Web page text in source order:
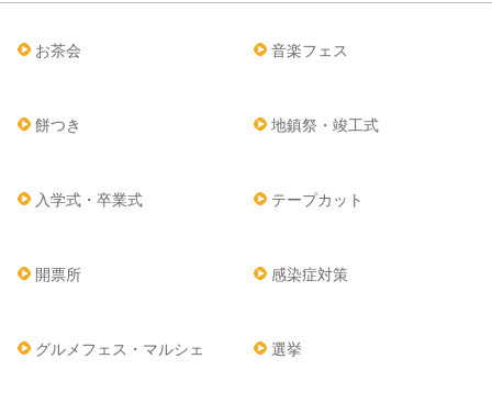
お茶会 音楽フェス
餅つき 地鎮祭・竣工式
入学式・卒業式 テープカット
開票所 感染症対策
グルメフェス・マルシェ 選挙